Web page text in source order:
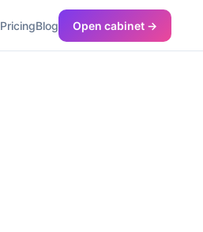
PricingBlog Open cabinet →